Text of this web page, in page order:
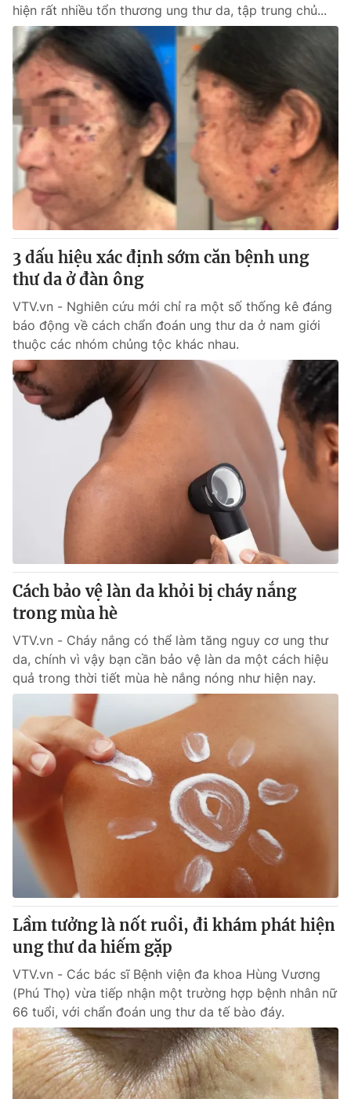
hiện rất nhiều tổn thương ung thư da, tập trung chủ...
3 dấu hiệu xác định sớm căn bệnh ung
thư da ở đàn ông
VTV.vn - Nghiên cứu mới chỉ ra một số thống kê đáng
báo động về cách chẩn đoán ung thư da ở nam giới
thuộc các nhóm chủng tộc khác nhau.
Cách bảo vệ làn da khỏi bị cháy nắng
trong mùa hè
VTV.vn - Cháy nắng có thể làm tăng nguy cơ ung thư
da, chính vì vậy bạn cần bảo vệ làn da một cách hiệu
quả trong thời tiết mùa hè nắng nóng như hiện nay.
Lầm tưởng là nốt ruồi, đi khám phát hiện
ung thư da hiếm gặp
VTV.vn - Các bác sĩ Bệnh viện đa khoa Hùng Vương
(Phú Thọ) vừa tiếp nhận một trường hợp bệnh nhân nữ
66 tuổi, với chẩn đoán ung thư da tế bào đáy.